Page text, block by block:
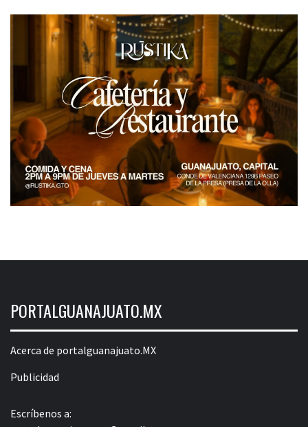
PORTALGUANAJUATO.MX
Acerca de portalguanajuato.MX
Publicidad
Escríbenos a: